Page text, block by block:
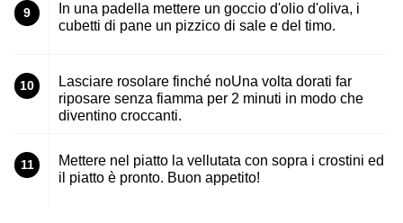
9
In una padella mettere un goccio d'olio d'oliva, i
cubetti di pane un pizzico di sale e del timo.
10
Lasciare rosolare finché noUna volta dorati far
riposare senza fiamma per 2 minuti in modo che
diventino croccanti.
11
Mettere nel piatto la vellutata con sopra i crostini ed
il piatto è pronto. Buon appetito!